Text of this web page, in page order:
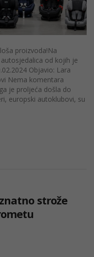
proizvoda!Na
od kojih je
Objavio: Lara
Nema komentara
je proljeća došla do
europski autoklubovi, su
strože